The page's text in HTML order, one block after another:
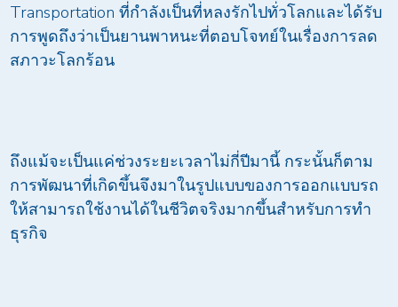
Transportation ที่กำลังเป็นที่หลงรักไปทั่วโลกและได้รับ
การพูดถึงว่าเป็นยานพาหนะที่ตอบโจทย์ในเรื่องการลด
สภาวะโลกร้อน
ถึงแม้จะเป็นแค่ช่วงระยะเวลาไม่กี่ปีมานี้ กระนั้นก็ตาม
การพัฒนาที่เกิดขึ้นจึงมาในรูปแบบของการออกแบบรถ
ให้สามารถใช้งานได้ในชีวิตจริงมากขึ้นสำหรับการทำ
ธุรกิจ